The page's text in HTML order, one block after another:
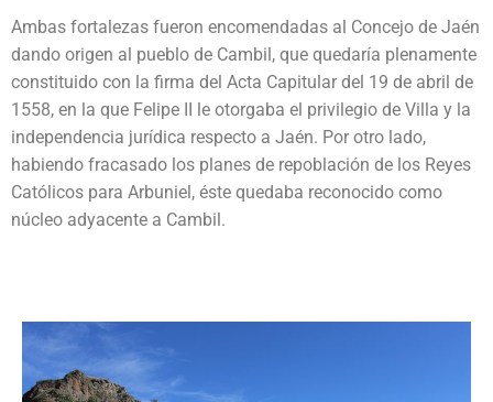
Ambas fortalezas fueron encomendadas al Concejo de Jaén
dando origen al pueblo de Cambil, que quedaría plenamente
constituido con la firma del Acta Capitular del 19 de abril de
1558, en la que Felipe II le otorgaba el privilegio de Villa y la
independencia jurídica respecto a Jaén. Por otro lado,
habiendo fracasado los planes de repoblación de los Reyes
Católicos para Arbuniel, éste quedaba reconocido como
núcleo adyacente a Cambil.